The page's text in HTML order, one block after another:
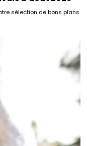
sélection de bons plans